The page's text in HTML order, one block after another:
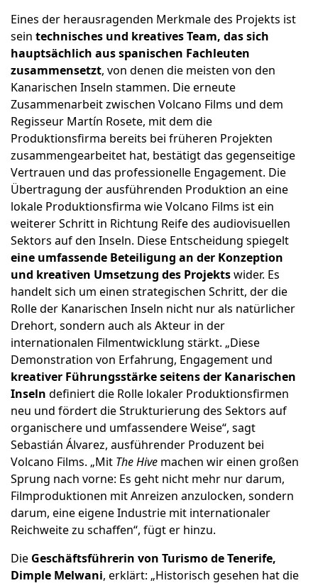
Eines der herausragenden Merkmale des Projekts ist
sein technisches und kreatives Team, das sich
hauptsächlich aus spanischen Fachleuten
zusammensetzt, von denen die meisten von den
Kanarischen Inseln stammen. Die erneute
Zusammenarbeit zwischen Volcano Films und dem
Regisseur Martín Rosete, mit dem die
Produktionsfirma bereits bei früheren Projekten
zusammengearbeitet hat, bestätigt das gegenseitige
Vertrauen und das professionelle Engagement. Die
Übertragung der ausführenden Produktion an eine
lokale Produktionsfirma wie Volcano Films ist ein
weiterer Schritt in Richtung Reife des audiovisuellen
Sektors auf den Inseln. Diese Entscheidung spiegelt
eine umfassende Beteiligung an der Konzeption
und kreativen Umsetzung des Projektswider. Es
handelt sich um einen strategischen Schritt, der die
Rolle der Kanarischen Inseln nicht nur als natürlicher
Drehort, sondern auch als Akteur in der
internationalen Filmentwicklung stärkt. „Diese
Demonstration von Erfahrung, Engagement und
kreativer Führungsstärke seitens der Kanarischen
Inseln definiert die Rolle lokaler Produktionsfirmen
neu und fördert die Strukturierung des Sektors auf
organischere und umfassendere Weise“, sagt
Sebastián Álvarez, ausführender Produzent bei
Volcano Films. „Mit The Hive machen wir einen großen
Sprung nach vorne: Es geht nicht mehr nur darum,
Filmproduktionen mit Anreizen anzulocken, sondern
darum, eine eigene Industrie mit internationaler
Reichweite zu schaffen“, fügt er hinzu.
Die Geschäftsführerin von Turismo de Tenerife,
Dimple Melwani, erklärt: „Historisch gesehen hat die